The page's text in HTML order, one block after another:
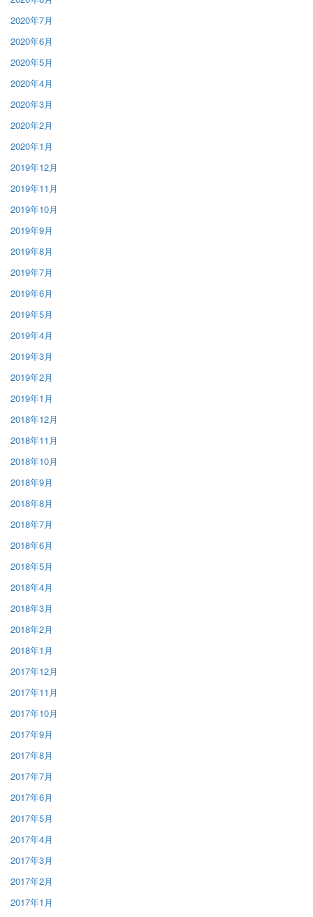
2020年7月
2020年6月
2020年5月
2020年4月
2020年3月
2020年2月
2020年1月
2019年12月
2019年11月
2019年10月
2019年9月
2019年8月
2019年7月
2019年6月
2019年5月
2019年4月
2019年3月
2019年2月
2019年1月
2018年12月
2018年11月
2018年10月
2018年9月
2018年8月
2018年7月
2018年6月
2018年5月
2018年4月
2018年3月
2018年2月
2018年1月
2017年12月
2017年11月
2017年10月
2017年9月
2017年8月
2017年7月
2017年6月
2017年5月
2017年4月
2017年3月
2017年2月
2017年1月